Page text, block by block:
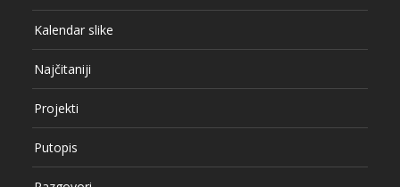
Kalendar slike
Najčitaniji
Projekti
Putopis